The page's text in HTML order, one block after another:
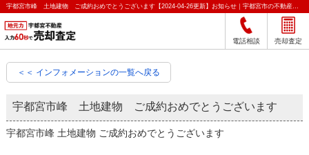
宇都宮市峰 土地建物 ご成約おめでとうございます【2024-04-26更新】お知らせ｜宇都宮市の不動産をクイック売却査定｜宇都宮不動産
電話相談 売却査定
＜＜ インフォメーションの一覧へ戻る
宇都宮市峰 土地建物 ご成約おめでとうございます
宇都宮市峰 土地建物 ご成約おめでとうございます